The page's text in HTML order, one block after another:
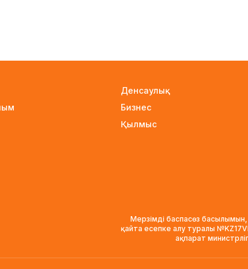
Денсаулық
Бизнес
Қылмыс
Мерзімді баспасөз
қайта есепке алу туралы
ақпарат